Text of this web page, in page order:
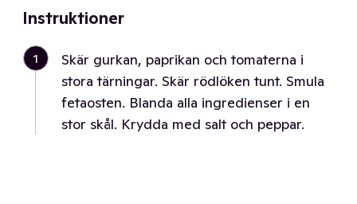
Instruktioner
1
Skär gurkan, paprikan och tomaterna i
stora tärningar. Skär rödlöken tunt. Smula
fetaosten. Blanda alla ingredienser i en
stor skål. Krydda med salt och peppar.